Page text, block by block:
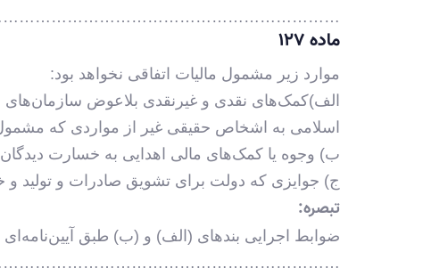
ماده ۱۲۷
موارد زیر مشمول مالیات اتفاقی نخواهد بود:
الف)کمک‌های نقدی و غیرنقدی بلاعوض سازمان‌های
اسلامی به اشخاص حقیقی غیر از مواردی که
ب) وجوه یا کمک‌های مالی اهدایی به خسارت
ج) جوایزی که دولت برای تشویق صادرات و تولید
تبصره:
ضوابط اجرایی بندهای (الف) و (ب) طبق